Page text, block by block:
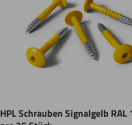
HPL Schrauben Signalgelb RAL